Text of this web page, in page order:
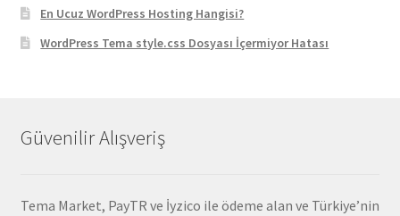
En Ucuz WordPress Hosting Hangisi?
WordPress Tema style.css Dosyası İçermiyor Hatası
Güvenilir Alışveriş
Tema Market, PayTR ve İyzico ile ödeme alan ve Türkiye’nin